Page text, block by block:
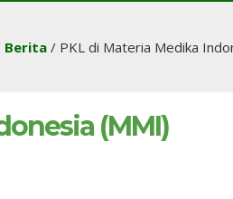
Berita/ PKL di Materia Medika
(MMI)